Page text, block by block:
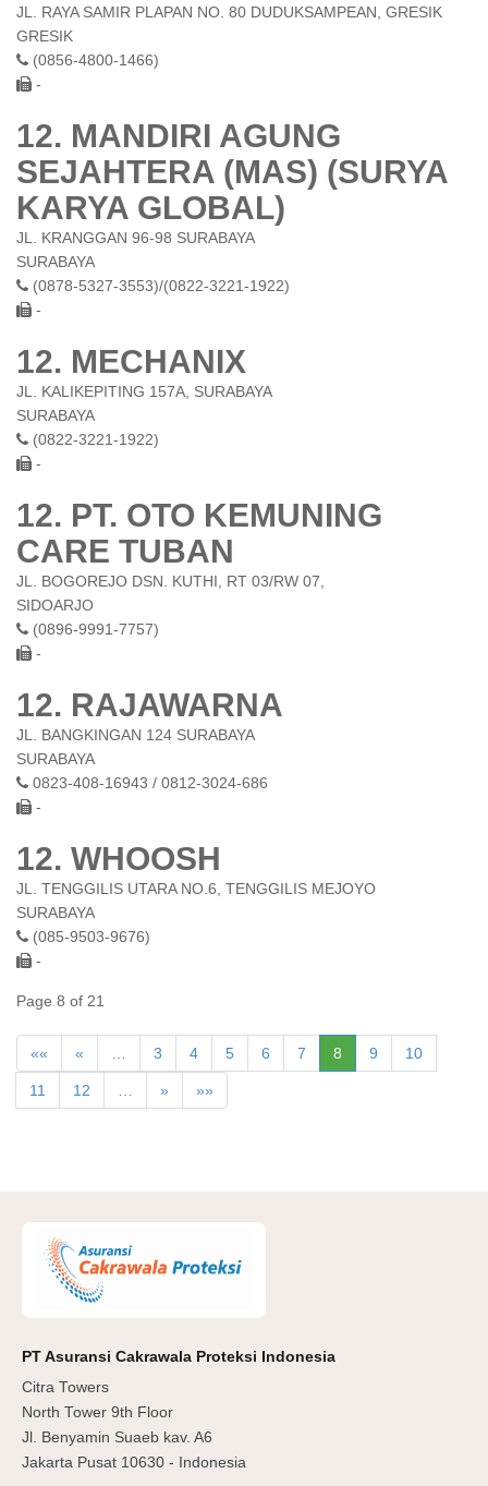
JL. RAYA SAMIR PLAPAN NO. 80 DUDUKSAMPEAN, GRESIK
GRESIK
(0856-4800-1466)
-
12. MANDIRI AGUNG
SEJAHTERA (MAS) (SURYA
KARYA GLOBAL)
JL. KRANGGAN 96-98 SURABAYA
SURABAYA
(0878-5327-3553)/(0822-3221-1922)
-
12. MECHANIX
JL. KALIKEPITING 157A, SURABAYA
SURABAYA
(0822-3221-1922)
-
12. PT. OTO KEMUNING
CARE TUBAN
JL. BOGOREJO DSN. KUTHI, RT 03/RW 07,
SIDOARJO
(0896-9991-7757)
-
12. RAJAWARNA
JL. BANGKINGAN 124 SURABAYA
SURABAYA
0823-408-16943 / 0812-3024-686
-
12. WHOOSH
JL. TENGGILIS UTARA NO.6, TENGGILIS MEJOYO
SURABAYA
(085-9503-9676)
-
Page 8 of 21
«« « 3 4 5 6 7 8 9 10
11 12 » »»
PT Asuransi Cakrawala Proteksi Indonesia
Citra Towers
North Tower 9th Floor
Jl. Benyamin Suaeb kav. A6
Jakarta Pusat 10630 - Indonesia